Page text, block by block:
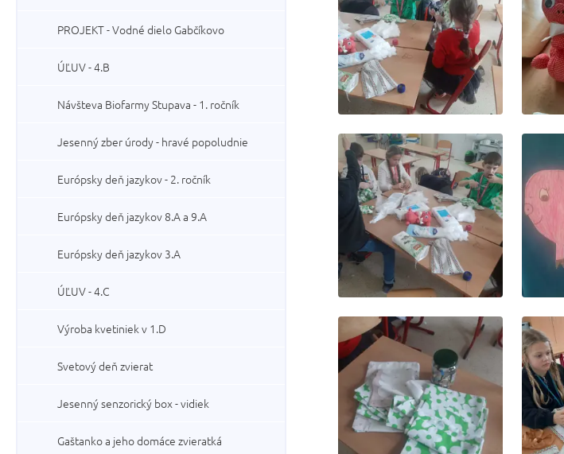
PROJEKT - Vodné dielo Gabčíkovo
ÚĽUV - 4.B
Návšteva Biofarmy Stupava - 1. ročník
Jesenný zber úrody - hravé popoludnie
Európsky deň jazykov - 2. ročník
Európsky deň jazykov 8.A a 9.A
Európsky deň jazykov 3.A
ÚĽUV - 4.C
Výroba kvetiniek v 1.D
Svetový deň zvierat
Jesenný senzorický box - vidiek
Gaštanko a jeho domáce zvieratká